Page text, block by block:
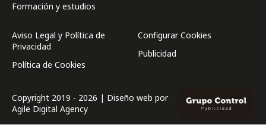
Formación y estudios
Aviso Legal y Política de
Privacidad
Política de Cookies
Configurar Cookies
Publicidad
Copyright 2019 - 2026 | Diseño web por
Agile Digital Agency